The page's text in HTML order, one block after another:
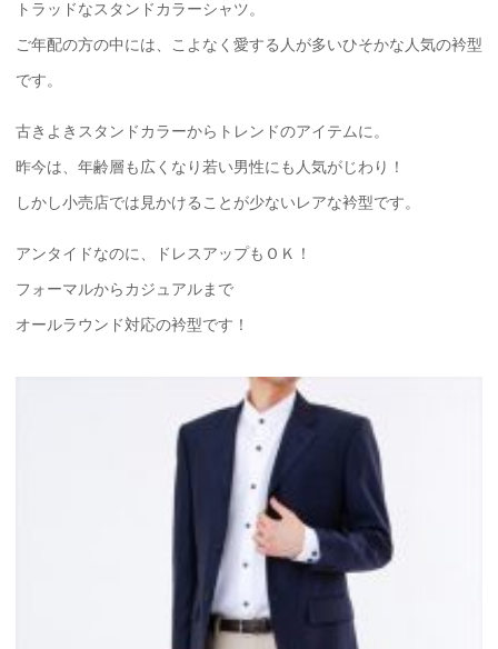
トラッドなスタンドカラーシャツ。
ご年配の方の中には、こよなく愛する人が多いひそかな人気の衿型
です。
古きよきスタンドカラーからトレンドのアイテムに。
昨今は、年齢層も広くなり若い男性にも人気がじわり！
しかし小売店では見かけることが少ないレアな衿型です。
アンタイドなのに、ドレスアップもＯＫ！
フォーマルからカジュアルまで
オールラウンド対応の衿型です！